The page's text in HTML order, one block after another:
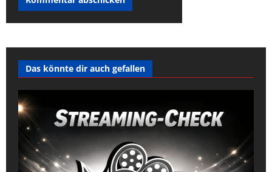
Das könnte dir auch gefallen